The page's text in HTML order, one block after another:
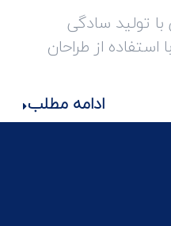
تولید سادگی
از طراحان
ادامه مطلب